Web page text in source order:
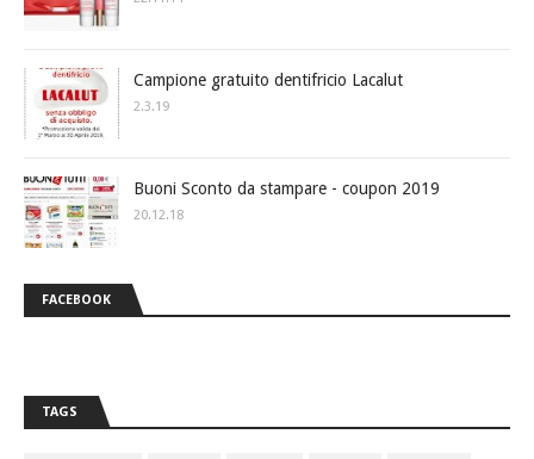
Campione gratuito dentifricio Lacalut
2.3.19
Buoni Sconto da stampare - coupon 2019
20.12.18
FACEBOOK
TAGS